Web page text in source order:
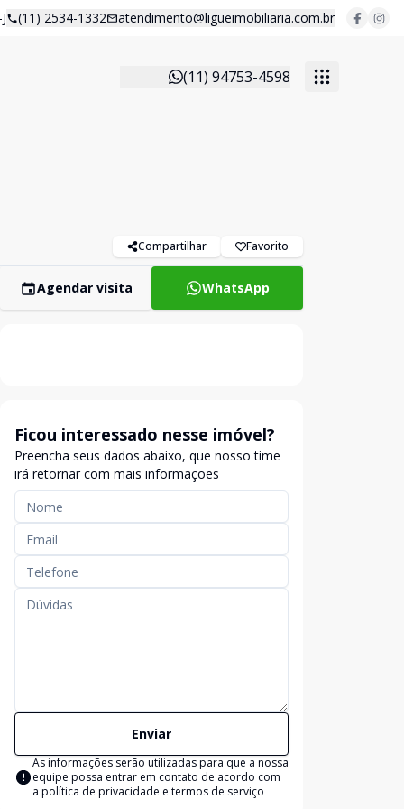
(11) 2534-1332 atendimento@ligueimobiliaria.com.br
(11) 94753-4598
Compartilhar Favorito
Agendar visita WhatsApp
Ficou interessado nesse imóvel?
Preencha seus dados abaixo, que nosso time
irá retornar com mais informações
Enviar
As informações serão utilizadas para que a nossa
equipe possa entrar em contato de acordo com
a política de privacidade e termos de serviço